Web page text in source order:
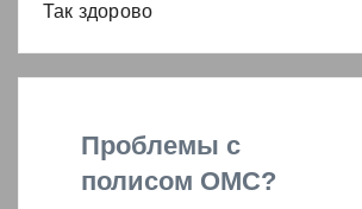
Так здорово
Проблемы с
полисом ОМС?